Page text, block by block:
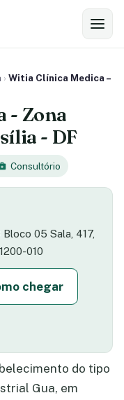
› Witia Clínica Medica –
- Zona
- DF
Consultório
05 Sala, 417,
010
chegar
do tipo
Gua, em